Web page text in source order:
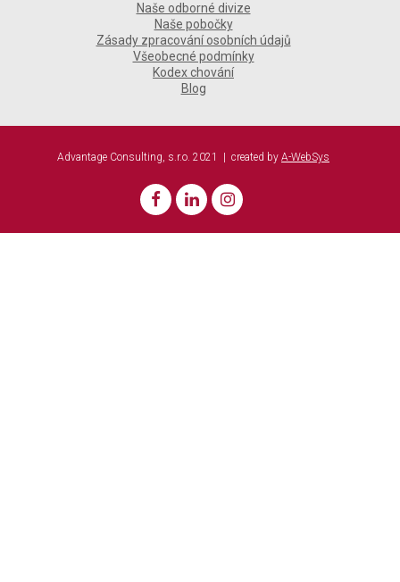
Naše odborné divize
Naše pobočky
Zásady zpracování osobních údajů
Všeobecné podmínky
Kodex chování
Blog
Advantage Consulting, s.r.o. 2021 | created by A-WebSys